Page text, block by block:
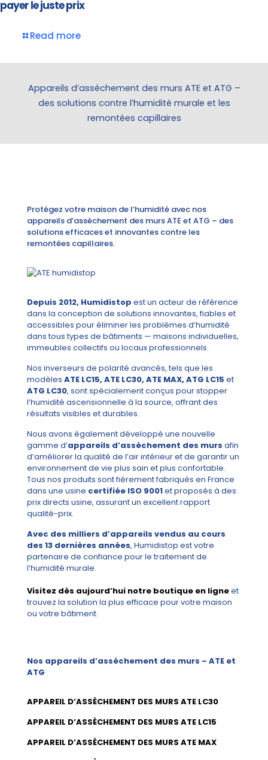
payer le juste prix
Read more
Appareils d’assèchement des murs ATE et ATG –
des solutions contre l’humidité murale et les
remontées capillaires
Protégez votre maison de l’humidité avec nos
appareils d’assèchement des murs ATE et ATG – des
solutions efficaces et innovantes contre les
remontées capillaires.
Depuis 2012, Humidistop est un acteur de référence
dans la conception de solutions innovantes, fiables et
accessibles pour éliminer les problèmes d’humidité
dans tous types de bâtiments — maisons individuelles,
immeubles collectifs ou locaux professionnels.
Nos inverseurs de polarité avancés, tels que les
modèles ATE LC15, ATE LC30, ATE MAX, ATG LC15 et
ATG LC30, sont spécialement conçus pour stopper
l’humidité ascensionnelle à la source, offrant des
résultats visibles et durables.
Nous avons également développé une nouvelle
gamme d’appareils d’assèchement des murs afin
d’améliorer la qualité de l’air intérieur et de garantir un
environnement de vie plus sain et plus confortable.
Tous nos produits sont fièrement fabriqués en France
dans une usine certifiée ISO 9001et proposés à des
prix directs usine, assurant un excellent rapport
qualité-prix.
Avec des milliers d’appareils vendus au cours
des 13 dernières années, Humidistop est votre
partenaire de confiance pour le traitement de
l’humidité murale.
Visitez dès aujourd’hui notre boutique en ligneet
trouvez la solution la plus efficace pour votre maison
ou votre bâtiment.
Nos appareils d’assèchement des murs – ATE et
ATG
APPAREIL D’ASSÈCHEMENT DES MURS ATE LC30
APPAREIL D’ASSÈCHEMENT DES MURS ATE LC15
APPAREIL D’ASSÈCHEMENT DES MURS ATE MAX